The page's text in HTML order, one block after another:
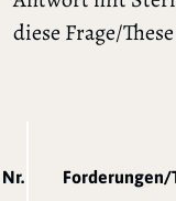
diese Frage/
Nr. Forderungen/